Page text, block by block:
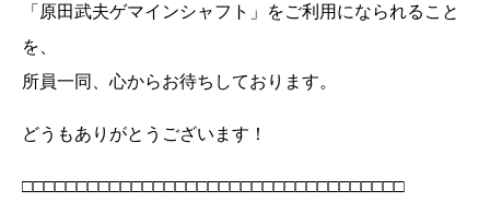
「原田武夫ゲマインシャフト」をご利用になられること
を、
所員一同、心からお待ちしております。
どうもありがとうございます！
□□□□□□□□□□□□□□□□□□□□□□□□□□□□□□□□□□□